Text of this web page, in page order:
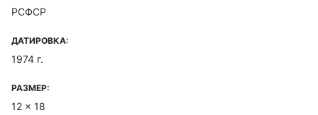
РСФСР
ДАТИРОВКА:
1974 г.
РАЗМЕР:
12 x 18